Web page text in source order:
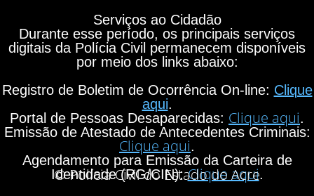
Serviços ao Cidadão
Durante esse período, os principais serviços
digitais da Polícia Civil permanecem disponíveis
por meio dos links abaixo:
Registro de Boletim de Ocorrência On-line: Clique
aqui.
Portal de Pessoas Desaparecidas: Clique aqui.
Emissão de Atestado de Antecedentes Criminais:
Clique aqui.
Agendamento para Emissão da Carteira de
Identidade (RG/CIN):Clique aqui.
© Polícia Civil do Estado do Acre